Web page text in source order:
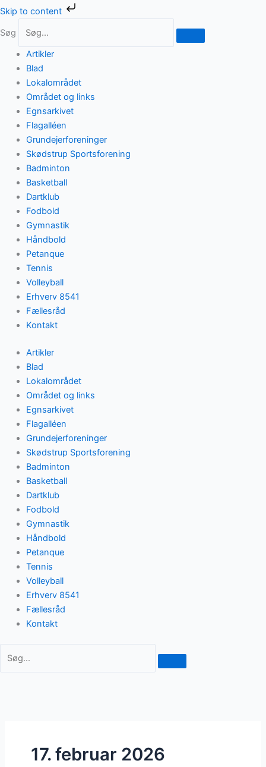
Skip to content
Gå
indholdet
Søg
Artikler
Blad
Lokalområdet
Området og links
Egnsarkivet
Flagalléen
Grundejerforeninger
Skødstrup Sportsforening
Badminton
Basketball
Dartklub
Fodbold
Gymnastik
Håndbold
Petanque
Tennis
Volleyball
Erhverv 8541
Fællesråd
Kontakt
Artikler
Blad
Lokalområdet
Området og links
Egnsarkivet
Flagalléen
Grundejerforeninger
Skødstrup Sportsforening
Badminton
Basketball
Dartklub
Fodbold
Gymnastik
Håndbold
Petanque
Tennis
Volleyball
Erhverv 8541
Fællesråd
Kontakt
17. februar 2026